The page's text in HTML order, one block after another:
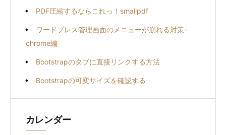
PDF圧縮するならこれっ！smallpdf
ワードプレス管理画面のメニューが崩れる対策-
chrome編
Bootstrapのタブに直接リンクする方法
Bootstrapの可変サイズを確認する
カレンダー